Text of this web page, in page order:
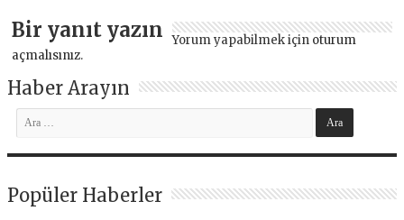
Bir yanıt yazın Yorum yapabilmek için oturum
açmalısınız.
Haber Arayın
Popüler Haberler